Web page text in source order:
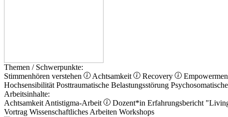
Themen / Schwerpunkte:
Stimmenhören verstehen
Achtsamkeit Recovery
Hochsensibilität Posttraumatische Belastungsstörung
Arbeitsinhalte:
Achtsamkeit Antistigma-Arbeit Dozent*in Erfahrungsbericht
Vortrag Wissenschaftliches Arbeiten Workshops